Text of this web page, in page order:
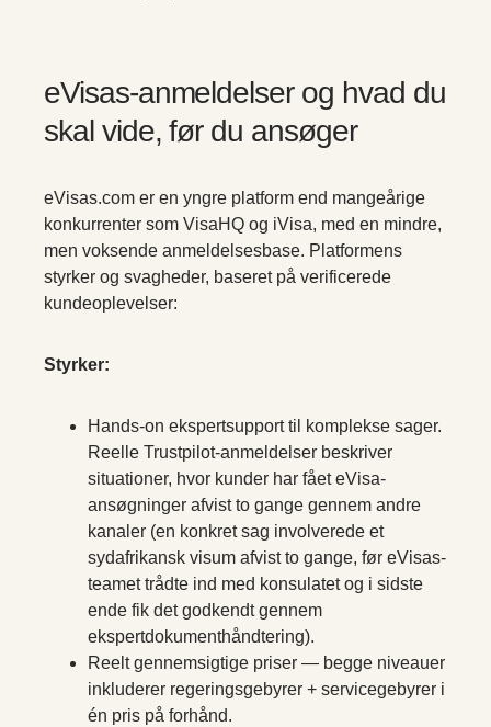
eVisas-anmeldelser og hvad du
skal vide, før du ansøger
eVisas.com er en yngre platform end mangeårige
konkurrenter som VisaHQ og iVisa, med en mindre,
men voksende anmeldelsesbase. Platformens
styrker og svagheder, baseret på verificerede
kundeoplevelser:
Styrker:
Hands-on ekspertsupport til komplekse sager.
Reelle Trustpilot-anmeldelser beskriver
situationer, hvor kunder har fået eVisa-
ansøgninger afvist to gange gennem andre
kanaler (en konkret sag involverede et
sydafrikansk visum afvist to gange, før eVisas-
teamet trådte ind med konsulatet og i sidste
ende fik det godkendt gennem
ekspertdokumenthåndtering).
Reelt gennemsigtige priser — begge niveauer
inkluderer regeringsgebyrer + servicegebyrer i
én pris på forhånd.